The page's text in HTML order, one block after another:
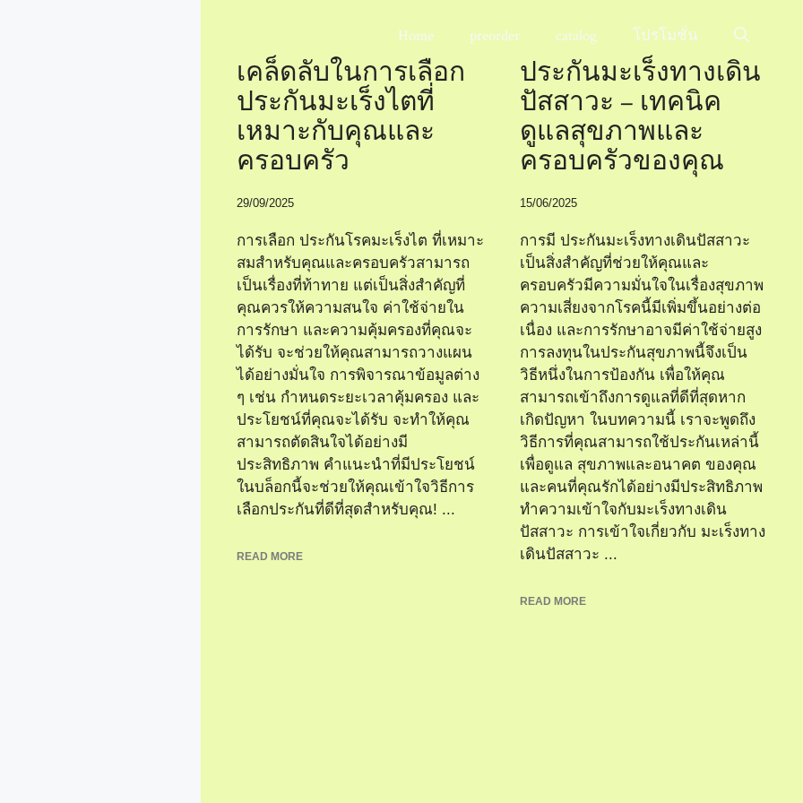
Home preorder catalog โปรโมชั่น
เคล็ดลับในการเลือก
ประกันมะเร็งไตที่
เหมาะกับคุณและ
ครอบครัว
29/09/2025
การเลือก ประกันโรคมะเร็งไต ที่เหมาะ
สมสำหรับคุณและครอบครัวสามารถ
เป็นเรื่องที่ท้าทาย แต่เป็นสิ่งสำคัญที่
คุณควรให้ความสนใจ ค่าใช้จ่ายใน
การรักษา และความคุ้มครองที่คุณจะ
ได้รับ จะช่วยให้คุณสามารถวางแผน
ได้อย่างมั่นใจ การพิจารณาข้อมูลต่าง
ๆ เช่น กำหนดระยะเวลาคุ้มครอง และ
ประโยชน์ที่คุณจะได้รับ จะทำให้คุณ
สามารถตัดสินใจได้อย่างมี
ประสิทธิภาพ คำแนะนำที่มีประโยชน์
ในบล็อกนี้จะช่วยให้คุณเข้าใจวิธีการ
เลือกประกันที่ดีที่สุดสำหรับคุณ! ...
READ MORE
ประกันมะเร็งทางเดิน
ปัสสาวะ – เทคนิค
ดูแลสุขภาพและ
ครอบครัวของคุณ
15/06/2025
การมี ประกันมะเร็งทางเดินปัสสาวะ
เป็นสิ่งสำคัญที่ช่วยให้คุณและ
ครอบครัวมีความมั่นใจในเรื่องสุขภาพ
ความเสี่ยงจากโรคนี้มีเพิ่มขึ้นอย่างต่อ
เนื่อง และการรักษาอาจมีค่าใช้จ่ายสูง
การลงทุนในประกันสุขภาพนี้จึงเป็น
วิธีหนึ่งในการป้องกัน เพื่อให้คุณ
สามารถเข้าถึงการดูแลที่ดีที่สุดหาก
เกิดปัญหา ในบทความนี้ เราจะพูดถึง
วิธีการที่คุณสามารถใช้ประกันเหล่านี้
เพื่อดูแล สุขภาพและอนาคต ของคุณ
และคนที่คุณรักได้อย่างมีประสิทธิภาพ
ทำความเข้าใจกับมะเร็งทางเดิน
ปัสสาวะ การเข้าใจเกี่ยวกับ มะเร็งทาง
เดินปัสสาวะ ...
READ MORE